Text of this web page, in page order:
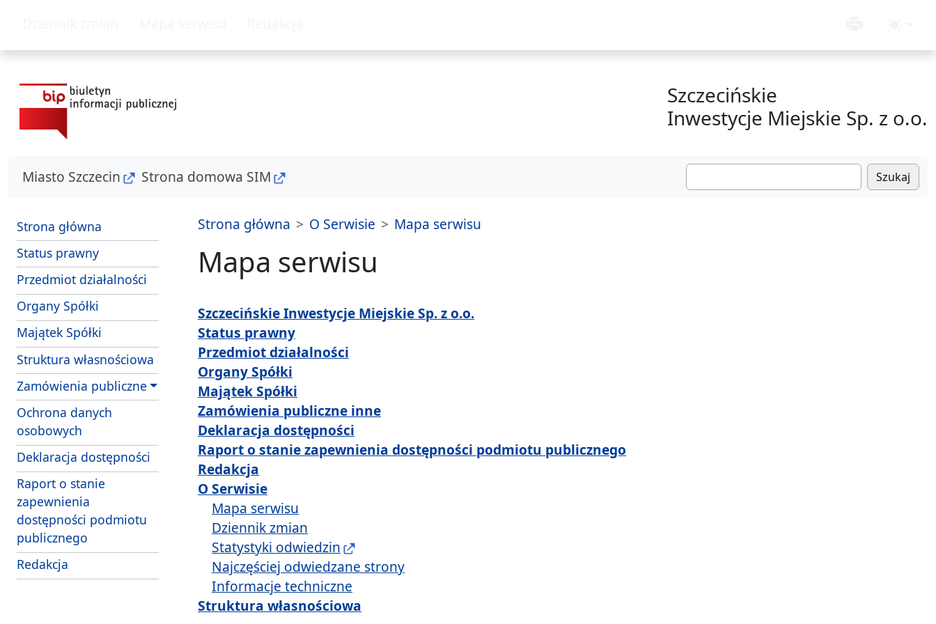
Szczecińskie
Inwestycje Miejskie Sp. z o.o.
Miasto Szczecin Strona domowa SIM Szukaj
Strona główna
Status prawny
Przedmiot działalności
Organy Spółki
Majątek Spółki
Struktura własnościowa
Zamówienia publiczne
Ochrona danych
osobowych
Deklaracja dostępności
Raport o stanie
zapewnienia
dostępności podmiotu
publicznego
Redakcja
Strona główna O Serwisie Mapa serwisu
Mapa serwisu
Szczecińskie Inwestycje Miejskie Sp. z o.o.
Status prawny
Przedmiot działalności
Organy Spółki
Majątek Spółki
Zamówienia publiczne inne
Deklaracja dostępności
Raport o stanie zapewnienia dostępności podmiotu publicznego
Redakcja
O Serwisie
Mapa serwisu
Dziennik zmian
Statystyki odwiedzin
Najczęściej odwiedzane strony
Informacje techniczne
Struktura własnościowa